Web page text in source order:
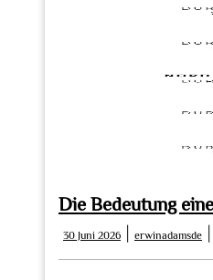
Die Bedeutung
30 Juni 2026
Juni
2026
erwinadamsde